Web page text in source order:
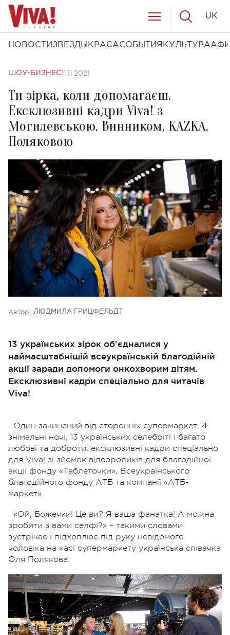
НОВОСТИ ЗВЕЗДЫ КРАСАСОБЫТИЯ КУЛЬТУРА
UK
ШОУ-БИЗНЕС11.11.2021
Ти зірка, коли допомагаєш.
Ексклюзивні кадри Viva! з
Могилевською, Винником, KAZKA,
Поляковою
Автор: ЛЮДМИЛА ГРИЦФЕЛЬДТ
13 українських зірок об'єдналися у
наймасштабнішій всеукраїнській благодійній
акції заради допомоги онкохворим дітям.
Ексклюзивні кадри спеціально для читачів
Viva!
Один зачинений від сторонніх супермаркет, 4
знімальні ночі, 13 українських селебріті і багато
любові та доброти: ексклюзивні кадри спеціально
для Viva! зі зйомок відеороликів для благодійної
акції фонду «Таблеточки», Всеукраїнського
благодійного фонду АТБ та компанії «АТБ-
маркет».
«Ой, Божечки! Це ви? Я ваша фанатка! А можна
зробити з вами селфі?» – такими словами
зустрічає і підхоплює під руку невідомого
чоловіка на касі супермаркету українська співачка
Оля Полякова.